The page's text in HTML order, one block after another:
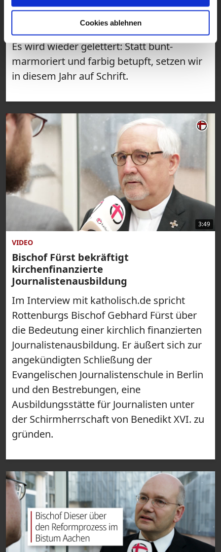
Cookies ablehnen
VIDEO
DIY: Ostereier-Lettering
Es wird wieder gelettert: Statt bunt-
marmoriert und farbig betupft, setzen wir
in diesem Jahr auf Schrift.
3:49
VIDEO
Bischof Fürst bekräftigt
kirchenfinanzierte
Journalistenausbildung
Im Interview mit katholisch.de spricht
Rottenburgs Bischof Gebhard Fürst über
die Bedeutung einer kirchlich finanzierten
Journalistenausbildung. Er äußert sich zur
angekündigten Schließung der
Evangelischen Journalistenschule in Berlin
und den Bestrebungen, eine
Ausbildungsstätte für Journalisten unter
der Schirmherrschaft von Benedikt XVI. zu
gründen.